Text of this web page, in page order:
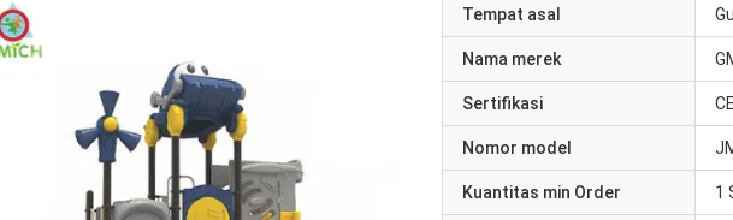
Tempat asal
Nama merek
Sertifikasi
Nomor model
Kuantitas min Order 1